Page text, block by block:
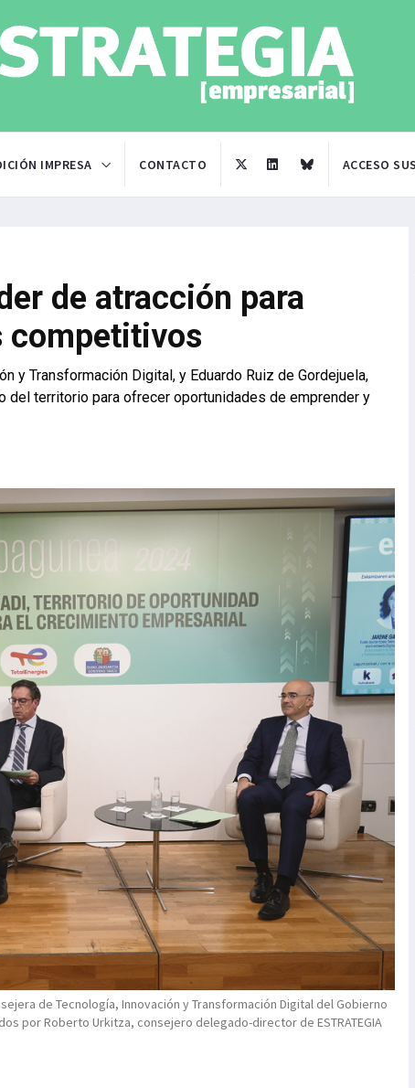
IMPRESA CONTACTO ACCESO
de atracción para
competitivos
y Transformación Digital, y Eduardo Ruiz de Gordejuela,
del territorio para ofrecer oportunidades de emprender y
de Tecnología, Innovación y Transformación Digital del Gobierno
por Roberto Urkitza, consejero delegado-director de ESTRATEGIA